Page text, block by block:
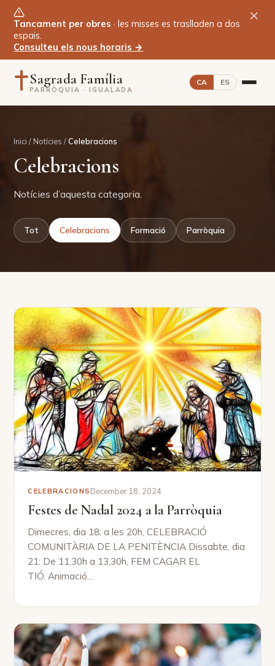
Tancament per obres · les misses es traslladen a dos
espais.
Consulteu els nous horaris →
×
Sagrada Família
PARRÒQUIA · IGUALADA
CA ES
La Parròquia
L’arquitectura del temple
Cronologia
Agenda
Notícies
Col·labora
Donacions
Voluntariat
Inici / Notícies /Celebracions
Celebracions
Notícies d’aquesta categoria.
Tot Celebracions Formació Parròquia
CELEBRACIONS December 18, 2024
Festes de Nadal 2024 a la Parròquia
Dimecres, dia 18: a les 20h, CELEBRACIÓ
COMUNITÀRIA DE LA PENITÈNCIA Dissabte, dia
21: De 11,30h a 13,30h, FEM CAGAR EL
TIÓ. Animació…